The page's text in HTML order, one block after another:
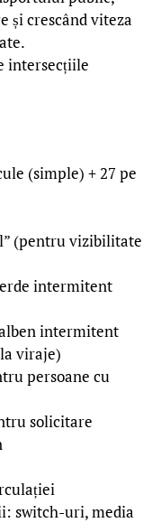
și crescând viteza
intersecțiile
(simple) + 27 pe
(pentru vizibilitate
intermitent
intermitent
viraje)
persoane cu
solicitare
switch-uri, media